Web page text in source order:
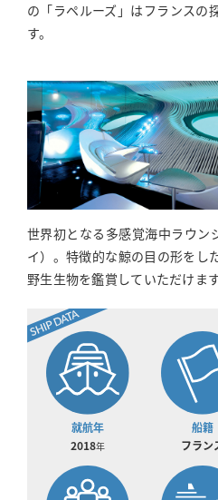
の「ラペルーズ」はフランスの
す。
世界初となる多感覚海中ラウン
イ）。特徴的な鯨の目の形をし
野生生物を鑑賞していただけます
就航年
2018年
船籍
フラン